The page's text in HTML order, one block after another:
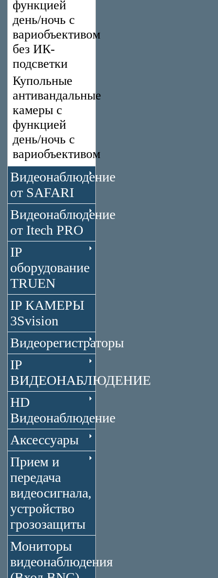
функцией
день/ночь с
вариобъективом
без ИК-
подсветки
Купольные
антивандальные
камеры с
функцией
день/ночь с
вариобъективом
Видеонаблюдение
от SAFARI
Видеонаблюдение
от Itech PRO
IP
оборудование
TRUEN
IP КАМЕРЫ
3Svision
Видеорегистраторы
IP
ВИДЕОНАБЛЮДЕНИЕ
HD
Видеонаблюдение
Аксессуары
Прием и
передача
видеосигнала,
устройство
грозозащиты
Мониторы
видеонаблюдения